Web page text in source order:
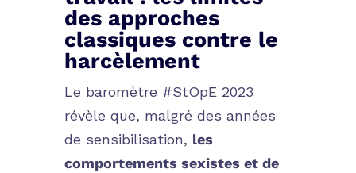
des approches
classiques contre le
harcèlement
Le baromètre #StOpE 2023
révèle que, malgré des années
de sensibilisation, les
comportements sexistes et de